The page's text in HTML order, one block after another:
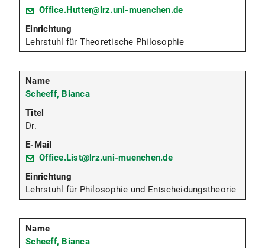
Office.Hutter@lrz.uni-muenchen.de
Lehrstuhl für Theoretische Philosophie
Scheeff, Bianca
Dr.
Office.List@lrz.uni-muenchen.de
Lehrstuhl für Philosophie und Entscheidungstheorie
Scheeff, Bianca